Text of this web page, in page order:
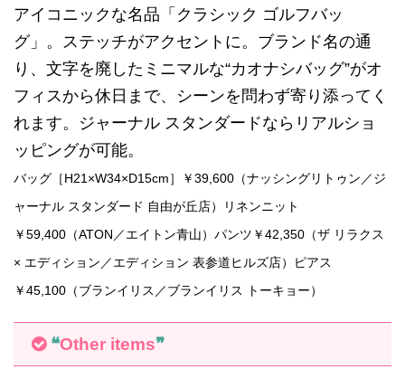
アイコニックな名品「クラシック ゴルフバッ
グ」。ステッチがアクセントに。ブランド名の通
り、文字を廃したミニマルな“カオナシバッグ”がオ
フィスから休日まで、シーンを問わず寄り添ってく
れます。ジャーナル スタンダードならリアルショ
ッピングが可能。
バッグ［H21×W34×D15cm］￥39,600（ナッシングリトゥン／ジ
ャーナル スタンダード 自由が丘店）リネンニット
￥59,400（ATON／エイトン青山）パンツ￥42,350（ザ リラクス
× エディション／エディション 表参道ヒルズ店）ピアス
￥45,100（ブランイリス／ブランイリス トーキョー）
❝Other items❞